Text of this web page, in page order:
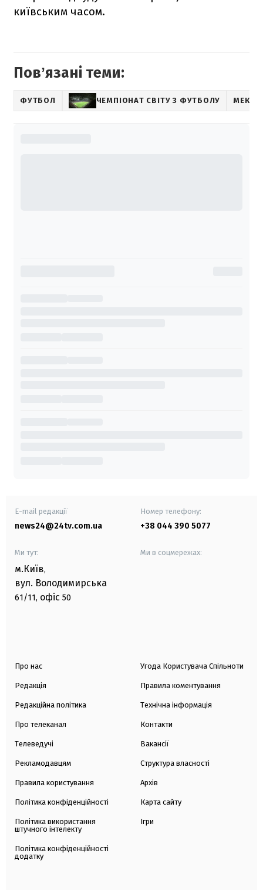
київським часом.
Повʼязані теми:
ФУТБОЛ ЧЕМПІОНАТ СВІТУ З ФУТБОЛУ
E-mail редакції
news24@24tv.com.ua
Номер телефону:
+38 044 390 5077
Ми тут:
м.Київ,
вул. Володимирська
61/11, офіс 50
Ми в соцмережах:
Про нас
Редакція
Редакційна політика
Про телеканал
Телеведучі
Рекламодавцям
Правила користування
Політика конфіденційності
Політика використання
штучного інтелекту
Політика конфіденційності
додатку
Угода Користувача Спільноти
Правила коментування
Технічна інформація
Контакти
Вакансії
Структура власності
Архів
Карта сайту
Ігри